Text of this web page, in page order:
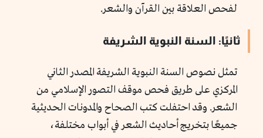
لفحص العلاقة بين القرآن والشعر.
ثانيًا: السنة النبوية الشريفة
تمثل نصوص السنة النبوية الشريفة المصدر الثاني
المركزي على طريق فحص موقف التصور الإسلامي من
الشعر. وقد احتفلت كتب الصحاح والمدونات الحديثية
جميعًا بتخريج أحاديث الشعر في أبواب مختلفة،